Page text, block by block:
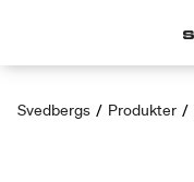
Svedbergs / Produkter /